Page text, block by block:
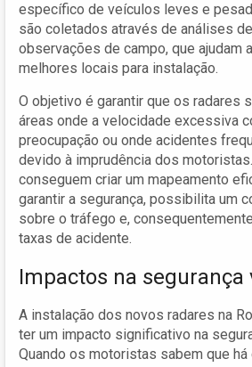
específico de veículos leves e
são coletados através de análises
observações de campo, que ajudam
melhores locais para instalação.
O objetivo é garantir que os radares
áreas onde a velocidade excessiva
preocupação ou onde acidentes
devido à imprudência dos
conseguem criar um mapeamento
garantir a segurança, possibilita um
sobre o tráfego e,
taxas de acidente.
Impactos na segurança
A instalação dos novos radares na
ter um impacto significativo na
Quando os motoristas sabem que